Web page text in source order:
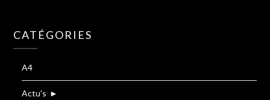
CATÉGORIES
A4
Actu's ►